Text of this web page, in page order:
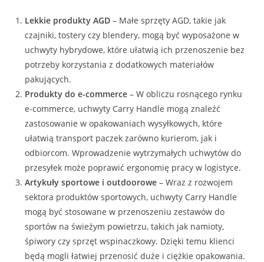
Lekkie produkty AGD – Małe sprzęty AGD, takie jak
czajniki, tostery czy blendery, mogą być wyposażone w
uchwyty hybrydowe, które ułatwią ich przenoszenie bez
potrzeby korzystania z dodatkowych materiałów
pakujących.
Produkty do e-commerce – W obliczu rosnącego rynku
e-commerce, uchwyty Carry Handle mogą znaleźć
zastosowanie w opakowaniach wysyłkowych, które
ułatwią transport paczek zarówno kurierom, jak i
odbiorcom. Wprowadzenie wytrzymałych uchwytów do
przesyłek może poprawić ergonomię pracy w logistyce.
Artykuły sportowe i outdoorowe – Wraz z rozwojem
sektora produktów sportowych, uchwyty Carry Handle
mogą być stosowane w przenoszeniu zestawów do
sportów na świeżym powietrzu, takich jak namioty,
śpiwory czy sprzęt wspinaczkowy. Dzięki temu klienci
będą mogli łatwiej przenosić duże i ciężkie opakowania.